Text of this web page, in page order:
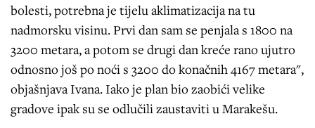
bolesti, potrebna je tijelu aklimatizacija na tu
nadmorsku visinu. Prvi dan sam se penjala s 1800 na
3200 metara, a potom se drugi dan kreće rano ujutro
odnosno još po noći s 3200 do konačnih 4167 metara",
objašnjava Ivana. Iako je plan bio zaobići velike
gradove ipak su se odlučili zaustaviti u Marakešu.